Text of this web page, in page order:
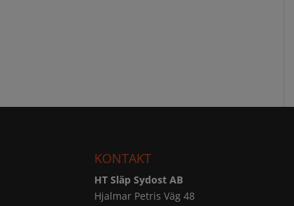
KONTAKT
HT Släp Sydost AB
Hjalmar Petris Väg 48